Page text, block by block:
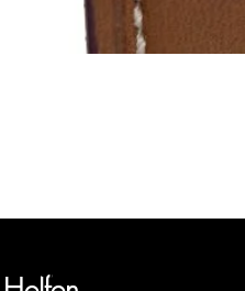
Europe, Ruhla, Martin Braun,